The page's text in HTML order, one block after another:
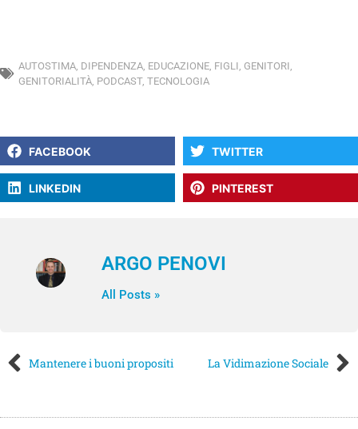
AUTOSTIMA, DIPENDENZA, EDUCAZIONE, FIGLI, GENITORI,
GENITORIALITÀ, PODCAST, TECNOLOGIA
FACEBOOK TWITTER
LINKEDIN PINTEREST
ARGO PENOVI
All Posts »
Mantenere i buoni propositi La Vidimazione Sociale